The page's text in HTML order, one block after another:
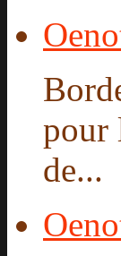
pour
de...